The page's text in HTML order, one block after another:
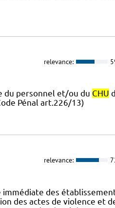
relevance:
du personnel et/ou du CHU
Pénal art.226/13)
relevance:
des
des actes de violence et